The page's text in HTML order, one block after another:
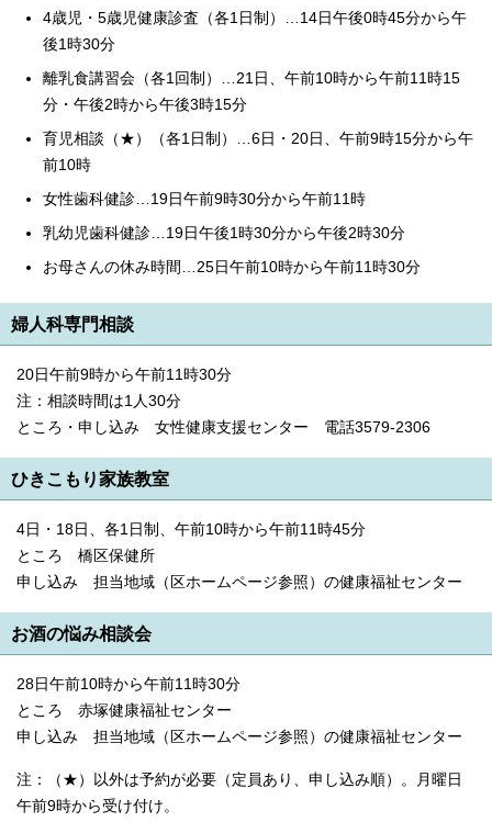
4歳児・5歳児健康診査（各1日制）…14日午後0時45分から午
後1時30分
離乳食講習会（各1回制）…21日、午前10時から午前11時15
分・午後2時から午後3時15分
育児相談（★）（各1日制）…6日・20日、午前9時15分から午
前10時
女性歯科健診…19日午前9時30分から午前11時
乳幼児歯科健診…19日午後1時30分から午後2時30分
お母さんの休み時間…25日午前10時から午前11時30分
婦人科専門相談
20日午前9時から午前11時30分
注：相談時間は1人30分
ところ・申し込み 女性健康支援センター 電話3579-2306
ひきこもり家族教室
4日・18日、各1日制、午前10時から午前11時45分
ところ 橋区保健所
申し込み 担当地域（区ホームページ参照）の健康福祉センター
お酒の悩み相談会
28日午前10時から午前11時30分
ところ 赤塚健康福祉センター
申し込み 担当地域（区ホームページ参照）の健康福祉センター
注：（★）以外は予約が必要（定員あり、申し込み順）。月曜日
午前9時から受け付け。